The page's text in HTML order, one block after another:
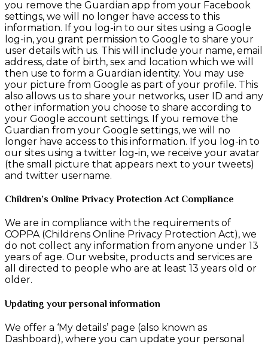
you remove the Guardian app from your Facebook
settings, we will no longer have access to this
information. If you log-in to our sites using a Google
log-in, you grant permission to Google to share your
user details with us. This will include your name, email
address, date of birth, sex and location which we will
then use to form a Guardian identity. You may use
your picture from Google as part of your profile. This
also allows us to share your networks, user ID and any
other information you choose to share according to
your Google account settings. If you remove the
Guardian from your Google settings, we will no
longer have access to this information. If you log-in to
our sites using a twitter log-in, we receive your avatar
(the small picture that appears next to your tweets)
and twitter username.
Children’s Online Privacy Protection Act Compliance
We are in compliance with the requirements of
COPPA (Childrens Online Privacy Protection Act), we
do not collect any information from anyone under 13
years of age. Our website, products and services are
all directed to people who are at least 13 years old or
older.
Updating your personal information
We offer a ‘My details’ page (also known as
Dashboard), where you can update your personal